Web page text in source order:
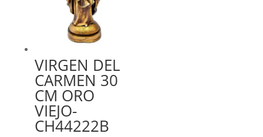
VIRGEN DEL
CARMEN 30
CM ORO
VIEJO-
CH44222B